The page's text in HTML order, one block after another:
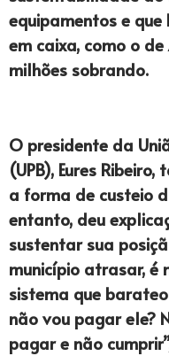
equipamentos e que
em caixa, como o
milhões sobrando.
O presidente da
(UPB), Eures
a forma de custeio
entanto, deu
sustentar sua
município atrasar, é
sistema que
não vou pagar ele?
pagar e não